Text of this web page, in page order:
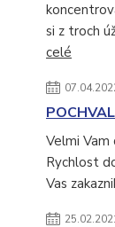
si z troch
celé
Velmi Vam
Rychlost
Vas